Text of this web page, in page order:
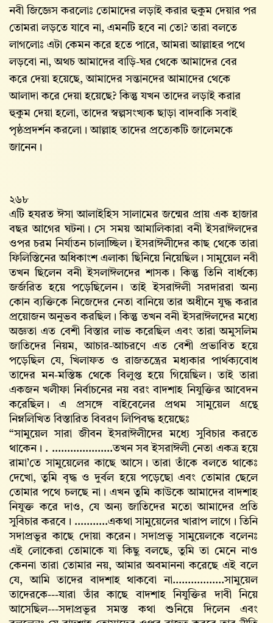
নবী জিজ্ঞেস করলোঃ তোমাদের লড়াই করার হুকুম দেয়ার পর
তোমরা লড়তে যাবে না, এমনটি হবে না তো? তারা বলতে
লাগলোঃ এটা কেমন করে হতে পারে, আমরা আল্লাহর পথে
লড়বো না, অথচ আমাদের বাড়ি-ঘর থেকে আমাদের বের
করে দেয়া হয়েছে, আমাদের সন্তানদের আমাদের থেকে
আলাদা করে দেয়া হয়েছে? কিন্তু যখন তাদের লড়াই করার
হুকুম দেয়া হলো, তাদের স্বল্পসংখ্যক ছাড়া বাদবাকি সবাই
পৃষ্ঠপ্রদর্শন করলো। আল্লাহ‌ তাদের প্রত্যেকটি জালেমকে
জানেন।
২৬৮
এটি হযরত ঈসা আলাইহিস সালামের জন্মের প্রায় এক হাজার
বছর আগের ঘটনা। সে সময় আমালিকারা বনী ইসরাঈলদের
ওপর চরম নির্যাতন চালাচ্ছিল। ইসরাঈলীদের কাছ থেকে তারা
ফিলিস্তিনের অধিকাংশ এলাকা ছিনিয়ে নিয়েছিল। সামুয়েল নবী
তখন ছিলেন বনী ইসলাঈলদের শাসক। কিন্তু তিনি বার্ধক্যে
জর্জরিত হয়ে পড়েছিলেন। তাই ইসরাঈলী সরদাররা অন্য
কোন ব্যক্তিকে নিজেদের নেতা বানিয়ে তার অধীনে যুদ্ধ করার
প্রয়োজন অনুভব করছিল। কিন্তু তখন বনী ইসরাঈলদের মধ্যে
অজ্ঞতা এত বেশী বিস্তার লাভ করেছিল এবং তারা অমুসলিম
জাতিদের নিয়ম, আচার-আচরণে এত বেশী প্রভাবিত হয়ে
পড়েছিল যে, খিলাফত ও রাজতন্ত্রের মধ্যকার পার্থক্যবোধ
তাদের মন-মস্তিষ্ক থেকে বিলুপ্ত হয়ে গিয়েছিল। তাই তারা
একজন খলীফা নির্বাচনের নয় বরং বাদশাহ নিযুক্তির আবেদন
করেছিল। এ প্রসঙ্গে বাইবেলের প্রথম সামুয়েল গ্রন্থে
নিম্নলিখিত বিস্তারিত বিবরণ লিপিবদ্ধ হয়েছেঃ
“সামুয়েল সারা জীবন ইসরাঈলীদের মধ্যে সুবিচার করতে
থাকেন। . ………………..তখন সব ইসরাঈলী নেতা একত্র হয়ে
রামা’তে সামুয়েলের কাছে আসে। তারা তাঁকে বলতে থাকেঃ
দেখো, তুমি বৃদ্ধ ও দুর্বল হয়ে পড়েছো এবং তোমার ছেলে
তোমার পথে চলছে না। এখন তুমি কাউকে আমাদের বাদশাহ
নিযুক্ত করে দাও, যে অন্য জাতিদের মতো আমাদের প্রতি
সুবিচার করবে। ………..একথা সামুয়েলের খারাপ লাগে। তিনি
সদাপ্রভুর কাছে দোয়া করেন। সদাপ্রভু সামুয়েলকে বলেনঃ
এই লোকেরা তোমাকে যা কিছু বলছে, তুমি তা মেনে নাও
কেননা তারা তোমার নয়, আমার অবমাননা করেছে এই বলে
যে, আমি তাদের বাদশাহ থাকবো না.................সামুয়েল
তাদেরকে---যারা তাঁর কাছে বাদশাহ নিযুক্তির দাবী নিয়ে
আসেছিল---সদাপ্রভূর সমস্ত কথা শুনিয়ে দিলেন এবং